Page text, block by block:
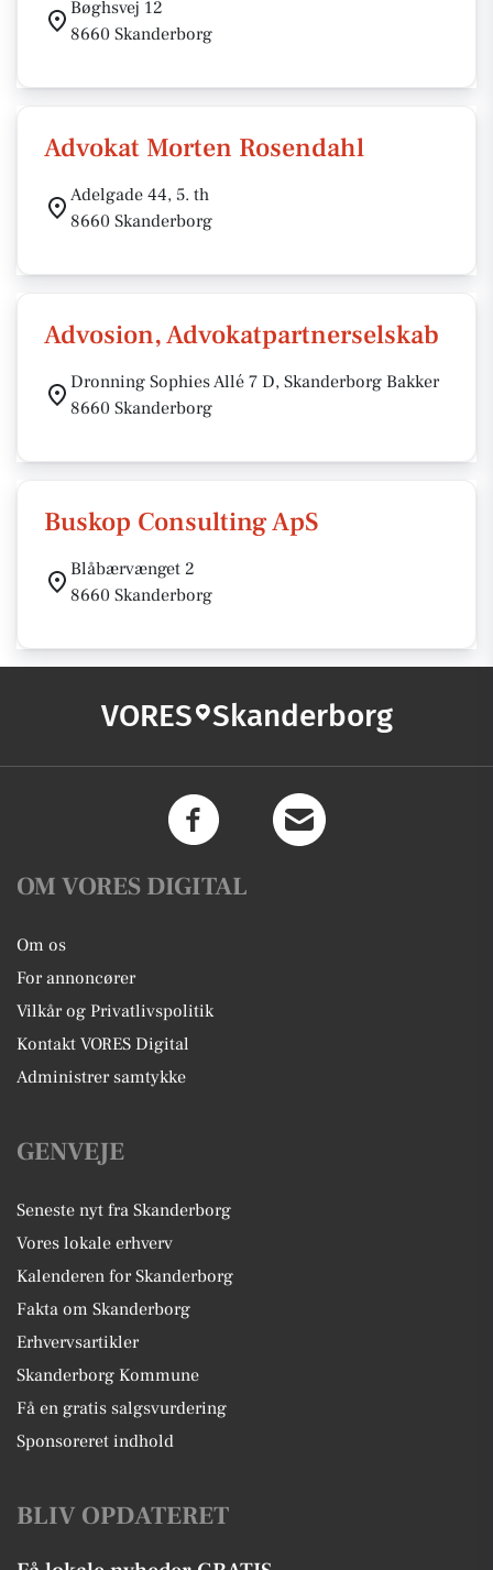
Bøghsvej 12
8660 Skanderborg
Advokat Morten Rosendahl
Adelgade 44, 5. th
8660 Skanderborg
Advosion, Advokatpartnerselskab
Dronning Sophies Allé 7 D, Skanderborg Bakker
8660 Skanderborg
Buskop Consulting ApS
Blåbærvænget 2
8660 Skanderborg
VORES Skanderborg
OM VORES DIGITAL
Om os
For annoncører
Vilkår og Privatlivspolitik
Kontakt VORES Digital
Administrer samtykke
GENVEJE
Seneste nyt fra Skanderborg
Vores lokale erhverv
Kalenderen for Skanderborg
Fakta om Skanderborg
Erhvervsartikler
Skanderborg Kommune
Få en gratis salgsvurdering
Sponsoreret indhold
BLIV OPDATERET